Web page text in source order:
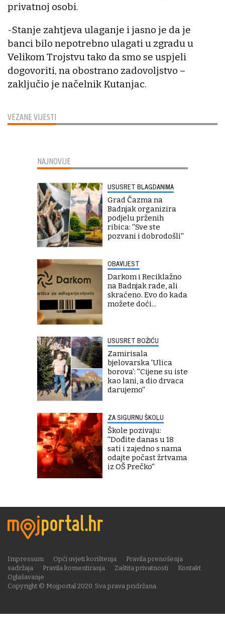
VEZANE VIJESTI
privatnoj osobi.
-Stanje zahtjeva ulaganje i jasno je da je
banci bilo nepotrebno ulagati u zgradu u
Velikom Trojstvu tako da smo se uspjeli
dogovoriti, na obostrano zadovoljstvo –
zaključio je načelnik Kutanjac.
NAJNOVIJE
USUSRET BLAGDANIMA
Grad Čazma na
Badnjak organizira
podjelu prženih
ribica: ''Sve ste
pozvani i dobrodošli''
OBAVIJEST
Darkom i Reciklažno
na Badnjak rade, ali
skraćeno. Evo do kada
možete doći...
USUSRET BOŽIĆU
Zamirisala
bjelovarska 'Ulica
borova': ''Cijene su iste
kao lani, a dio drvaca
darujemo''
ZA SIGURNU ŠKOLU
Škole pozivaju:
''Dođite danas u 18
sati i zajedno s nama
odajte počast žrtvama
iz OŠ Prečko''
Copyright © Mojportal 2020. Sva prava pridržana.
Impressum Opći uvjeti korištenja
Pravila prenošenja
sadržaja
Pravila komentiranja Zaštita privatnosti
Kontakt
Oglašavanje